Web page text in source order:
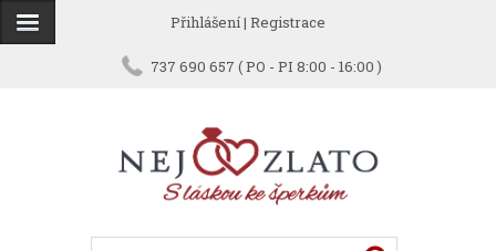
Přihlášení| Registrace
737 690 657 ( PO - PI 8:00 - 16:00 )